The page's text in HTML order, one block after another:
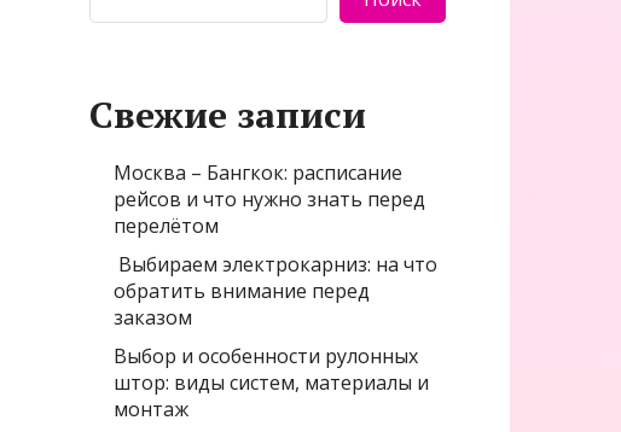
Свежие записи
Москва – Бангкок: расписание
рейсов и что нужно знать перед
перелётом
Выбираем электрокарниз: на что
обратить внимание перед
заказом
Выбор и особенности рулонных
штор: виды систем, материалы и
монтаж